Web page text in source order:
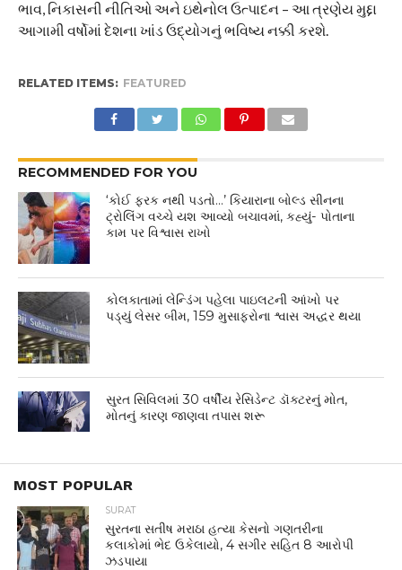
ભાવ, નિકાસની નીતિઓ અને ઇથેનોલ ઉત્પાદન – આ ત્રણેય મુદ્દા
આગામી વર્ષોમાં દેશના ખાંડ ઉદ્યોગનું ભવિષ્ય નક્કી કરશે.
RELATED ITEMS: FEATURED
RECOMMENDED FOR YOU
‘કોઈ ફરક નથી પડતો…’ કિયારાના બોલ્ડ સીનના
ટ્રોલિંગ વચ્ચે યશ આવ્યો બચાવમાં, કહ્યું- પોતાના
કામ પર વિશ્વાસ રાખો
કોલકાતામાં લેન્ડિંગ પહેલા પાઇલટની આંખો પર
પડ્યું લેસર બીમ, 159 મુસાફરોના શ્વાસ અદ્ધર થયા
સુરત સિવિલમાં 30 વર્ષીય રેસિડેન્ટ ડૉક્ટરનું મોત,
મોતનું કારણ જાણવા તપાસ શરૂ
MOST POPULAR
SURAT
સુરતના સતીષ મરાઠા હત્યા કેસનો ગણતરીના
કલાકોમાં ભેદ ઉકેલાયો, 4 સગીર સહિત 8 આરોપી
ઝડપાયા